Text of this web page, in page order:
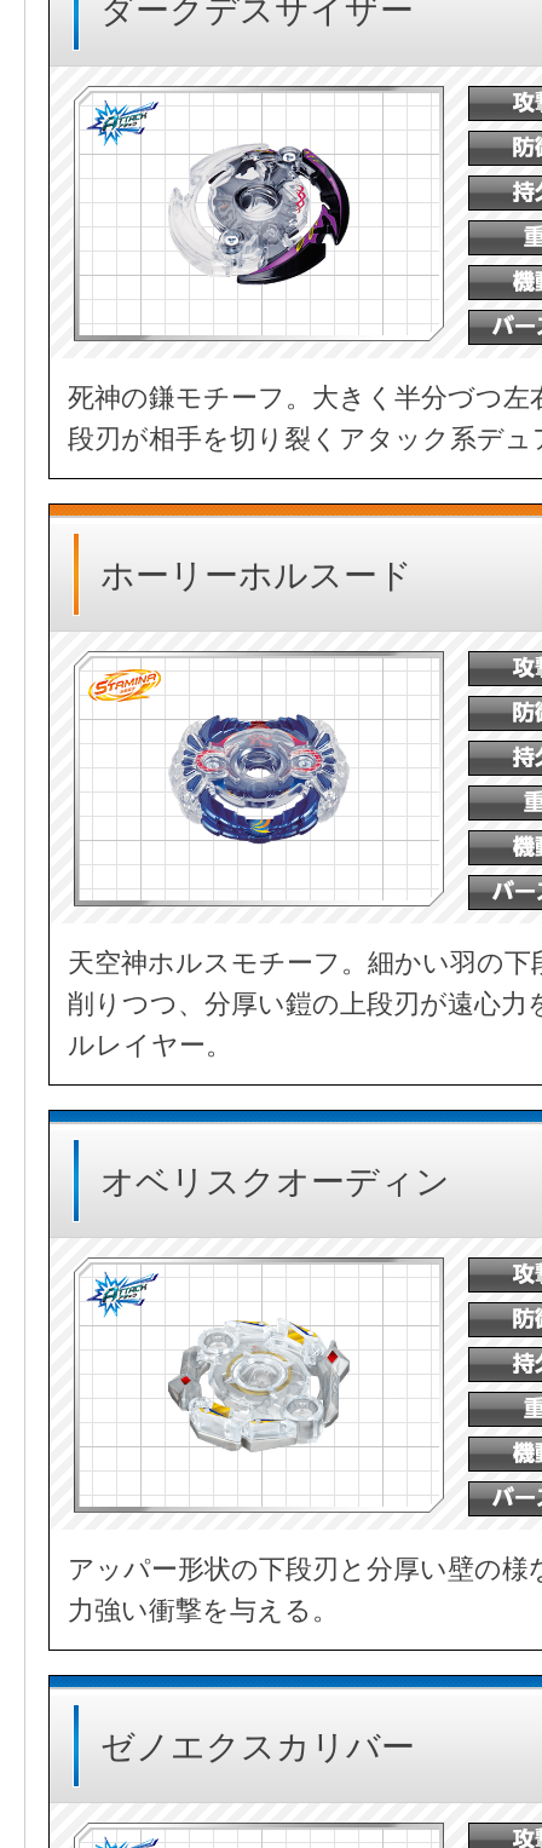
ダークデスサイザー
死神の鎌モチーフ。大きく半分づつ
段刃が相手を切り裂くアタック系デ
ホーリーホルスード
天空神ホルスモチーフ。細かい羽の
削りつつ、分厚い鎧の上段刃が遠心
ルレイヤー。
オベリスクオーディン
アッパー形状の下段刃と分厚い壁の
力強い衝撃を与える。
ゼノエクスカリバー